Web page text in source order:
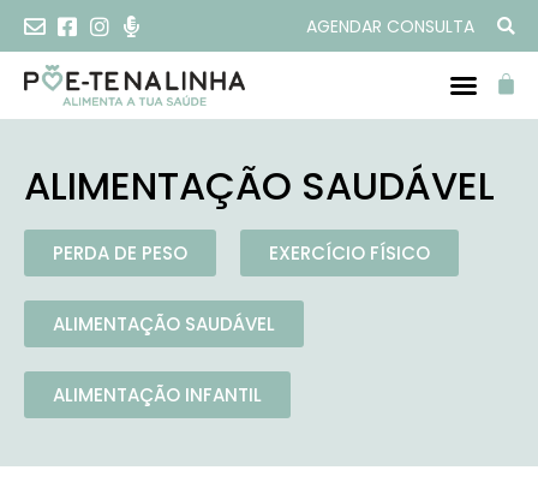
AGENDAR CONSULTA
ALIMENTAÇÃO SAUDÁVEL
PERDA DE PESO EXERCÍCIO FÍSICO
ALIMENTAÇÃO SAUDÁVEL
ALIMENTAÇÃO INFANTIL